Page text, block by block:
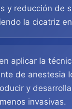
y reducción de
la cicatriz
aplicar la
de anestesia
y
invasivas.